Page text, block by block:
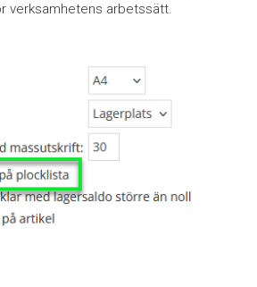
verksamhetens arbetssätt.